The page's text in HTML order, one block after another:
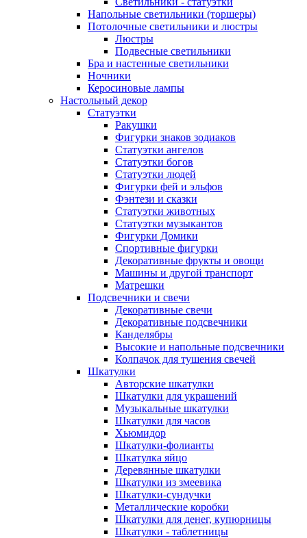
Напольные светильники (торшеры)
Потолочные светильники и люстры
Люстры
Подвесные светильники
Бра и настенные светильники
Ночники
Керосиновые лампы
Настольный декор
Статуэтки
Ракушки
Фигурки знаков зодиаков
Статуэтки ангелов
Статуэтки богов
Статуэтки людей
Фигурки фей и эльфов
Фэнтези и сказки
Статуэтки животных
Статуэтки музыкантов
Фигурки Домики
Спортивные фигурки
Декоративные фрукты и овощи
Машины и другой транспорт
Матрешки
Подсвечники и свечи
Декоративные свечи
Декоративные подсвечники
Канделябры
Высокие и напольные подсвечники
Колпачок для тушения свечей
Шкатулки
Авторские шкатулки
Шкатулки для украшений
Музыкальные шкатулки
Шкатулки для часов
Хьюмидор
Шкатулки-фолианты
Шкатулка яйцо
Деревянные шкатулки
Шкатулки из змеевика
Шкатулки-сундучки
Металлические коробки
Шкатулки для денег, купюрницы
Шкатулки - таблетницы